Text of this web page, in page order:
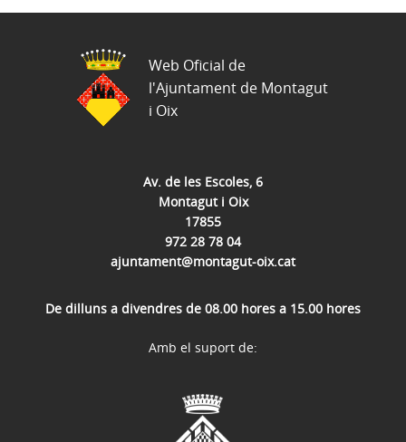
Av. de les Escoles, 6
Montagut i Oix
17855
972 28 78 04
ajuntament@montagut-oix.cat
De dilluns a divendres de 08.00 hores a 15.00 hores
Web Oficial de
l'Ajuntament de Montagut
i Oix
Amb el suport de: